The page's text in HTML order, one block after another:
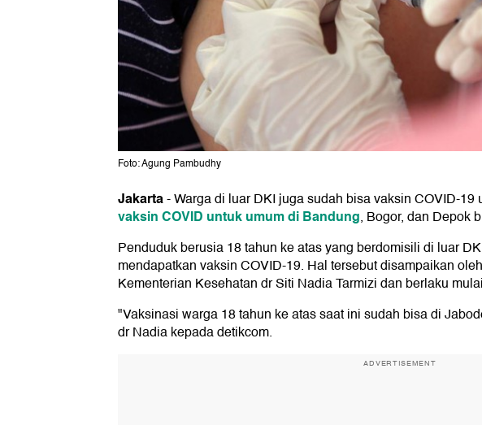
Foto: Agung Pambudhy
Jakarta-Warga di luar DKI juga sudah bisa vaksin COVID-19
vaksin COVID untuk umum di Bandung, Bogor, dan Depok
Penduduk berusia 18 tahun ke atas yang berdomisili di luar
mendapatkan vaksin COVID-19. Hal tersebut disampaikan
Kementerian Kesehatan dr Siti Nadia Tarmizi dan berlaku
"Vaksinasi warga 18 tahun ke atas saat ini sudah bisa di
dr Nadia kepada detikcom.
ADVERTISEMENT